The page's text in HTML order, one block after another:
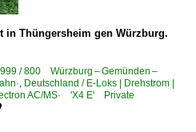
in Thüngersheim gen Würzburg.
/ 800 Würzburg – Gemünden –
Deutschland / E-Loks | Drehstrom |
AC/MS· 'X4 E' Private